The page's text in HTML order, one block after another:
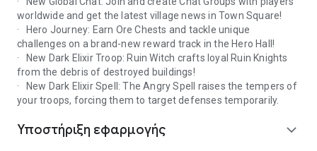
worldwide and get the latest village news in Town Square!
· Hero Journey: Earn Ore Chests and tackle unique
challenges on a brand-new reward track in the Hero Hall!
· New Dark Elixir Troop: Ruin Witch crafts loyal Ruin Knights
from the debris of destroyed buildings!
· New Dark Elixir Spell: The Angry Spell raises the tempers of
your troops, forcing them to target defenses temporarily.
Υποστήριξη εφαρμογής expand_more